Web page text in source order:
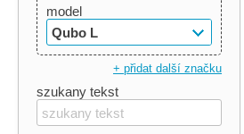
model
Qubo L
+ přidat další značku
szukany tekst